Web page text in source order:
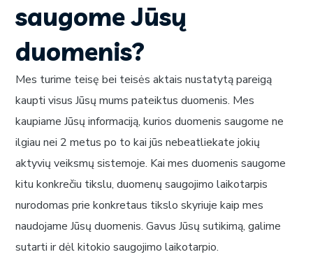
saugome Jūsų
duomenis?
Mes turime teisę bei teisės aktais nustatytą pareigą
kaupti visus Jūsų mums pateiktus duomenis. Mes
kaupiame Jūsų informaciją, kurios duomenis saugome ne
ilgiau nei 2 metus po to kai jūs nebeatliekate jokių
aktyvių veiksmų sistemoje. Kai mes duomenis saugome
kitu konkrečiu tikslu, duomenų saugojimo laikotarpis
nurodomas prie konkretaus tikslo skyriuje kaip mes
naudojame Jūsų duomenis. Gavus Jūsų sutikimą, galime
sutarti ir dėl kitokio saugojimo laikotarpio.